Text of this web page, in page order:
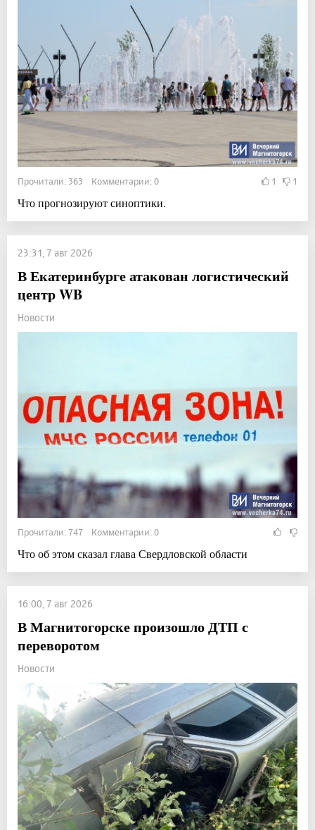
Прочитали: 363 Комментарии: 0 1 1
Что прогнозируют синоптики.
23:31, 7 авг 2026
В Екатеринбурге атакован логистический
центр WB
Новости
Прочитали: 747 Комментарии: 0
Что об этом сказал глава Свердловской области
16:00, 7 авг 2026
В Магнитогорске произошло ДТП с
переворотом
Новости